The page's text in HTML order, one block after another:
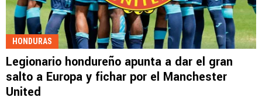
HONDURAS
Legionario hondureño apunta a dar el gran
salto a Europa y fichar por el Manchester
United